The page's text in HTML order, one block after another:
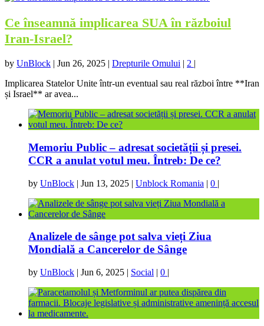
Ce înseamnă implicarea SUA în războiul
Iran-Israel?
by UnBlock | Jun 26, 2025 | Drepturile Omului | 2 |
Implicarea Statelor Unite într-un eventual sau real război între **Iran
și Israel** ar avea...
Memoriu Public – adresat societății și presei.
CCR a anulat votul meu. Întreb: De ce?
by UnBlock | Jun 13, 2025 | Unblock Romania | 0 |
Analizele de sânge pot salva vieți Ziua
Mondială a Cancerelor de Sânge
by UnBlock | Jun 6, 2025 | Social | 0 |